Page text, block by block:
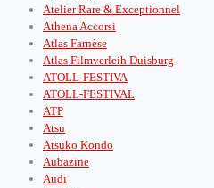
Atelier Rare & Exceptionnel
Athena Accorsi
Atlas Farnèse
Atlas Filmverleih Duisburg
ATOLL-FESTIVA
ATOLL-FESTIVAL
ATP
Atsu
Atsuko Kondo
Aubazine
Audi